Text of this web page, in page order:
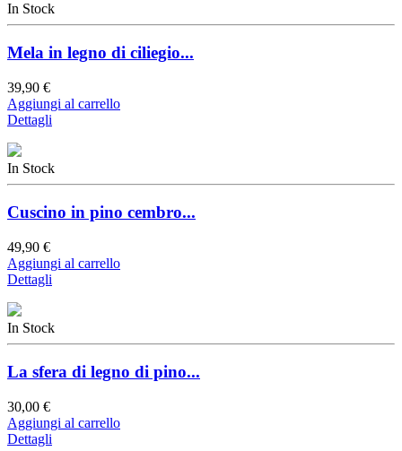
In Stock
Mela in legno di ciliegio...
39,90 €
Aggiungi al carrello
Dettagli
In Stock
Cuscino in pino cembro...
49,90 €
Aggiungi al carrello
Dettagli
In Stock
La sfera di legno di pino...
30,00 €
Aggiungi al carrello
Dettagli